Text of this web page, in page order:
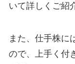
いて詳しくご紹
また、仕手株に
ので、上手く付